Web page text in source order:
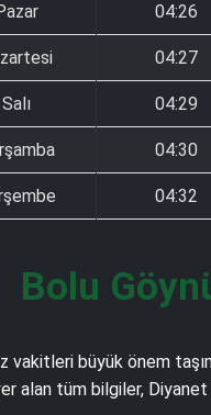
04:26
04:27
Salı 04:29
04:30
04:32
Bolu
vakitleri büyük önem
alan tüm bilgiler,